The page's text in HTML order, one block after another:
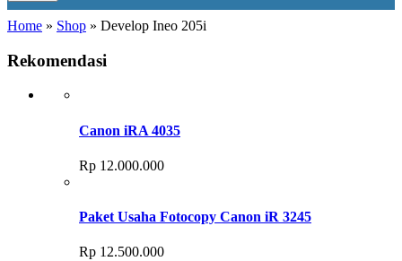
Home » Shop » Develop Ineo 205i
Rekomendasi
Canon iRA 4035
Rp 12.000.000
Paket Usaha Fotocopy Canon iR 3245
Rp 12.500.000